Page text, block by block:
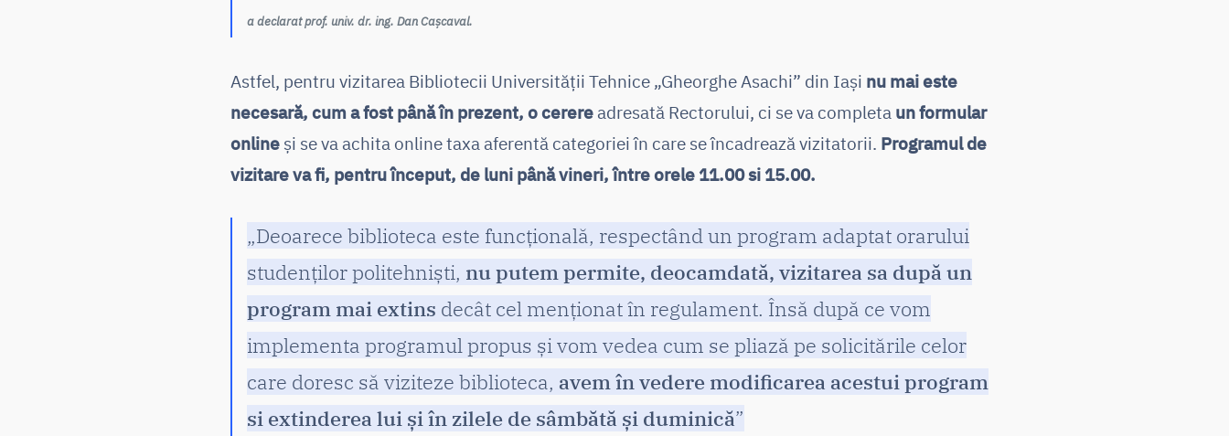
a declarat prof. univ. dr. ing. Dan Cașcaval.
Astfel, pentru vizitarea Bibliotecii Universității Tehnice „Gheorghe Asachi” din Iași nu mai este
necesară, cum a fost până în prezent, o cerere adresată Rectorului, ci se va completa un formular
online și se va achita online taxa aferentă categoriei în care se încadrează vizitatorii. Programul de
vizitare va fi, pentru început, de luni până vineri, între orele 11.00 si 15.00.
„Deoarece biblioteca este funcțională, respectând un program adaptat orarului
studenților politehniști, nu putem permite, deocamdată, vizitarea sa după un
program mai extins decât cel menționat în regulament. Însă după ce vom
implementa programul propus și vom vedea cum se pliază pe solicitările celor
care doresc să viziteze biblioteca, avem în vedere modificarea acestui program
si extinderea lui și în zilele de sâmbătă și duminică”